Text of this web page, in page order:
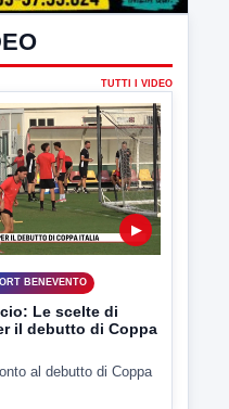
Le scelte di
al debutto di Coppa
l'ASL parla
di pesci e nessuna